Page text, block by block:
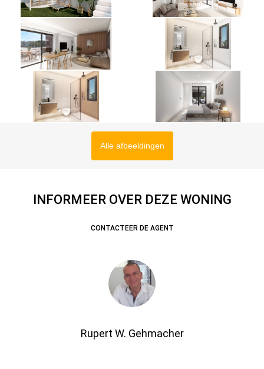
Alle afbeeldingen
INFORMEER OVER DEZE WONING
CONTACTEER DE AGENT
Rupert W. Gehmacher